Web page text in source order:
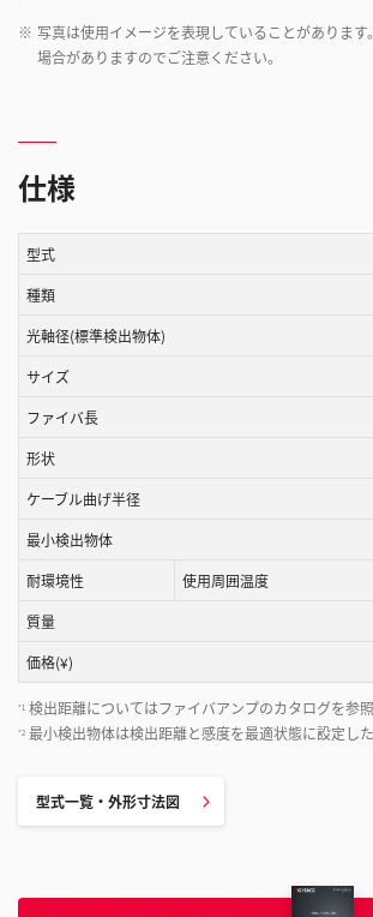
※ 写真は使用イメージを表現していることがあります
場合がありますのでご注意ください。
仕様
型式
種類
光軸径(標準検出物体)
サイズ
ファイバ長
形状
ケーブル曲げ半径
最小検出物体
耐環境性
使用周囲温度
質量
価格(¥)
*1 検出距離についてはファイバアンプのカタログを参照
*2 最小検出物体は検出距離と感度を最適状態に設定した
型式一覧・外形寸法図